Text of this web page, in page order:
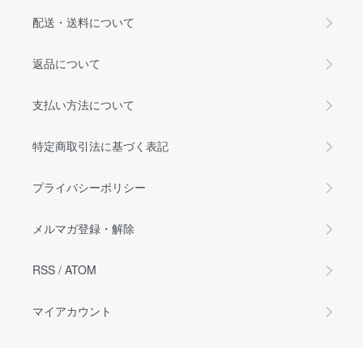
配送・送料について
返品について
支払い方法について
特定商取引法に基づく表記
プライバシーポリシー
メルマガ登録・解除
RSS / ATOM
マイアカウント